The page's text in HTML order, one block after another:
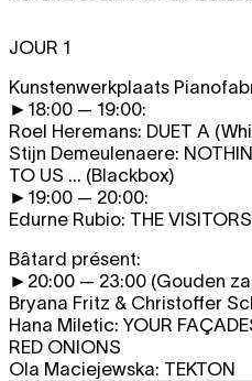
JOUR 1
Kunstenwerkplaats
►18:00 — 19:00:
Roel Heremans: DUET A
Stijn Demeulenaere:
TO US ... (Blackbox)
►19:00 — 20:00:
Edurne Rubio: THE VISITORS
Bâtard présent:
►20:00 — 23:00 (Gouden
Bryana Fritz & Christoffer
Hana Miletic: YOUR
RED ONIONS
Ola Maciejewska: TEKTON